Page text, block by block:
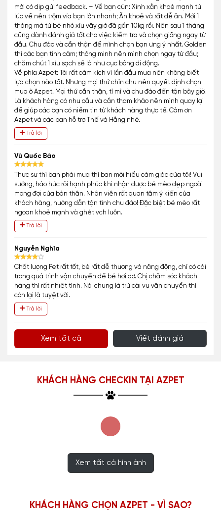
mới có dịp gửi feedback. – Về bạn cún: Xinh xắn khoẻ mạnh từ
lúc về nên trộm vía bạn lớn nhanh; Ăn khoẻ và rất dễ ăn. Mới 1
tháng mà từ bé nhỏ xíu vây giờ đã gần 10kg rồi. Nên sau 1 tháng
cũng dành đánh giá tốt cho việc kiểm tra và chọn giống ngay từ
đầu. Chu đáo và cẩn thận để mình chọn bạn ưng ý nhất. Golden
thì các bạn tình cảm; thông minh nên mình chọn ngay từ đầu;
chăm chút 1 xíu sạch sẽ là như cục bông di động.
Về phía Azpet: Tôi rất cảm kích vì lần đầu mua nên không biết
lựa chọn nào tốt. Nhưng mọi thứ chỉn chu nên quyết định chọn
mua ở Azpet. Mọi thứ cần thận, tỉ mỉ và chu đáo đến tận bây giờ.
Là khách hàng có nhu cầu và cần tham khảo nên mình quay lại
để giúp các bạn có niềm tin từ khách hàng thực tế. Cảm ơn
Azpet và các bạn hỗ trợ Thế và Hằng nhé.
Trả lời
Vũ Quốc Bảo
Thực sự thì bạn phải mua thì bạn mới hiểu cảm giác của tôi! Vui
sướng, háo hức rồi hạnh phúc khi nhận được bé mèo đẹp ngoài
mong đợi của bản thân. Nhân viên rất quan tâm ý kiến của
khách hàng, hướng dẫn tận tình chu đáo! Đặc biệt bé mèo rất
ngoan khoẻ mạnh và ghét vch luôn.
Trả lời
Nguyễn Nghĩa
Chất lượng Pet rất tốt, bé rất dễ thương và năng động, chỉ có cái
trong quá trình vận chuyển để bé hơi dơ. Chị chăm sóc khách
hàng thì rất nhiệt tình. Nói chung là trừ cái vụ vận chuyển thì
còn lại là tuyệt vời.
Trả lời
Xem tất cả Viết đánh giá
KHÁCH HÀNG CHECKIN TẠI AZPET
Xem tất cả hình ảnh
KHÁCH HÀNG CHỌN AZPET - VÌ SAO?